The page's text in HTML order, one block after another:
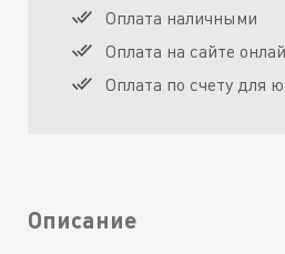
Оплата наличными
Оплата на сайте
Оплата по счету для
Описание